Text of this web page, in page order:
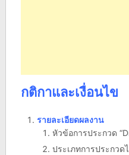
กติกาและเงื่อนไข
รายละเอียดผลงาน
หัวข้อการประกวด
ประเภทการประกวด